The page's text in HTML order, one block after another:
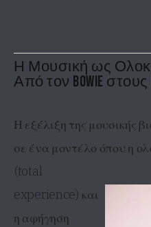
Η Μουσική ως
Από τον Bowie στους
Η εξέλιξη της μουσικής
σε ένα μοντέλο όπου η
(total
experience) και
η αφήγηση